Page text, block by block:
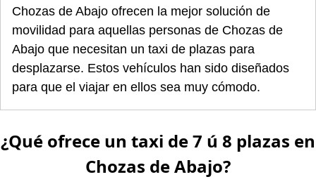
Chozas de Abajo ofrecen la mejor solución de
movilidad para aquellas personas de Chozas de
Abajo que necesitan un taxi de plazas para
desplazarse. Estos vehículos han sido diseñados
para que el viajar en ellos sea muy cómodo.
¿Qué ofrece un taxi de 7 ú 8 plazas en
Chozas de Abajo?